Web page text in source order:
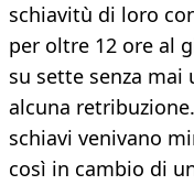
schiavitù di loro
per oltre 12 ore al
su sette senza mai
alcuna
schiavi venivano
così in cambio di